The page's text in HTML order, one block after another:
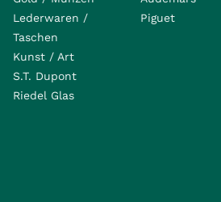
Lederwaren /
Taschen
Kunst / Art
S.T. Dupont
Riedel Glas
Piguet